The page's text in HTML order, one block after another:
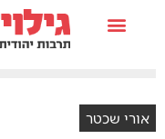
אורי שכטר